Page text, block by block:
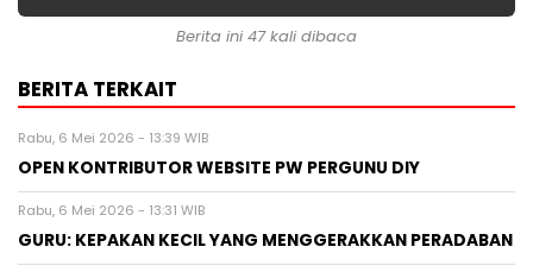
Berita ini 47 kali dibaca
BERITA TERKAIT
Rabu, 6 Mei 2026 - 13:39 WIB
OPEN KONTRIBUTOR WEBSITE PW PERGUNU DIY
Rabu, 6 Mei 2026 - 13:31 WIB
GURU: KEPAKAN KECIL YANG MENGGERAKKAN PERADABAN